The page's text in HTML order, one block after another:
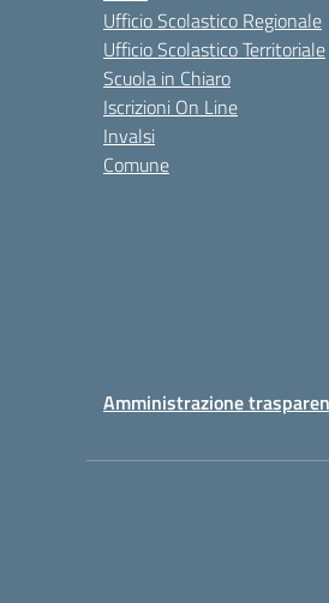
Ufficio Scolastico Regionale
Ufficio Scolastico Territoriale
Scuola in Chiaro
Iscrizioni On Line
Invalsi
Comune
Amministrazione